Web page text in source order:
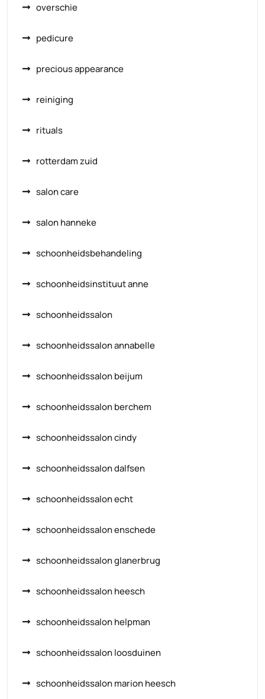
overschie
pedicure
precious appearance
reiniging
rituals
rotterdam zuid
salon care
salon hanneke
schoonheidsbehandeling
schoonheidsinstituut anne
schoonheidssalon
schoonheidssalon annabelle
schoonheidssalon beijum
schoonheidssalon berchem
schoonheidssalon cindy
schoonheidssalon dalfsen
schoonheidssalon echt
schoonheidssalon enschede
schoonheidssalon glanerbrug
schoonheidssalon heesch
schoonheidssalon helpman
schoonheidssalon loosduinen
schoonheidssalon marion heesch